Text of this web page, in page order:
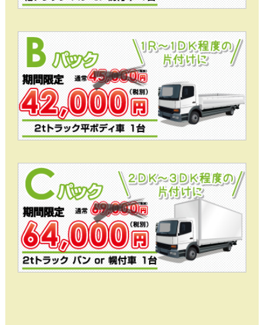
Aパックプラン
大型家具を含む1R程度の片付けに
Bパックプラン
1R～1DK程度の片付けに